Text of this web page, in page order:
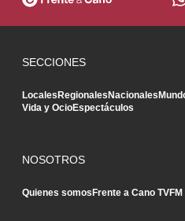
SECCIONES
LocalesRegionalesNacionales
Vida y OcioEspectáculos
NOSOTROS
Quienes somosFrente a Cano TVFM